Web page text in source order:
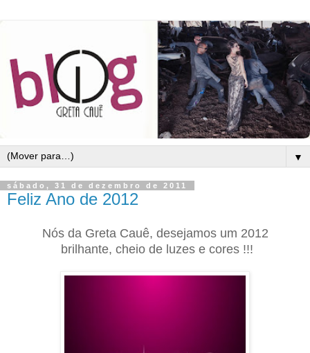
▼
sábado, 31 de dezembro de 2011
Feliz Ano de 2012
Nós da Greta Cauê, desejamos um 2012
brilhante, cheio de luzes e cores !!!